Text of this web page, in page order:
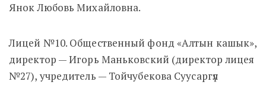
Янок Любовь Михайловна.
Лицей №10. Общественный фонд «Алтын кашык»,
директор — Игорь Маньковский (директор лицея
№27), учредитель — Тойчубекова Суусаргүл